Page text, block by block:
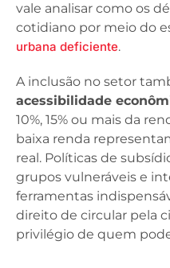
vale analisar como os
cotidiano por meio do
urbana deficiente.
A inclusão no setor
acessibilidade
10%, 15% ou mais da
baixa renda
real. Políticas de
grupos vulneráveis e
ferramentas
direito de circular pela
privilégio de quem